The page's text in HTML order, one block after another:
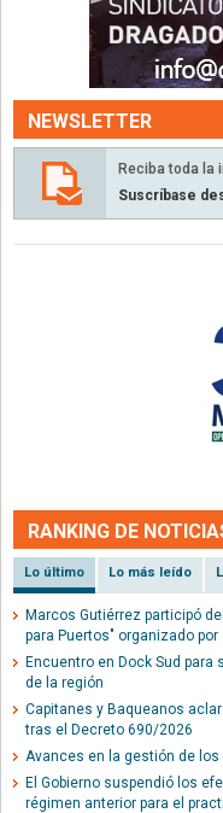
NEWSLETTER
Reciba toda la
Suscríbase
RANKING DE
Lo último Lo más leído
Marcos Gutiérrez participó
para Puertos" organizado por
Encuentro en Dock Sud
de la región
Capitanes y Baqueanos
tras el Decreto 690/2026
Avances en la gestión de
El Gobierno suspendió los
régimen anterior para el